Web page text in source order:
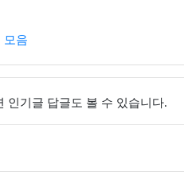
모음
인기글 답글도 볼 수 있습니다.